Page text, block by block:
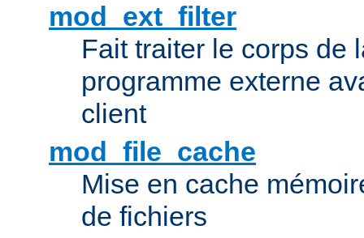
mod_ext_filter
Fait traiter le corps de
programme externe
client
mod_file_cache
Mise en cache
de fichiers